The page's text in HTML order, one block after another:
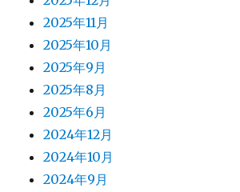
2025年11月
2025年10月
2025年9月
2025年8月
2025年6月
2024年12月
2024年10月
2024年9月